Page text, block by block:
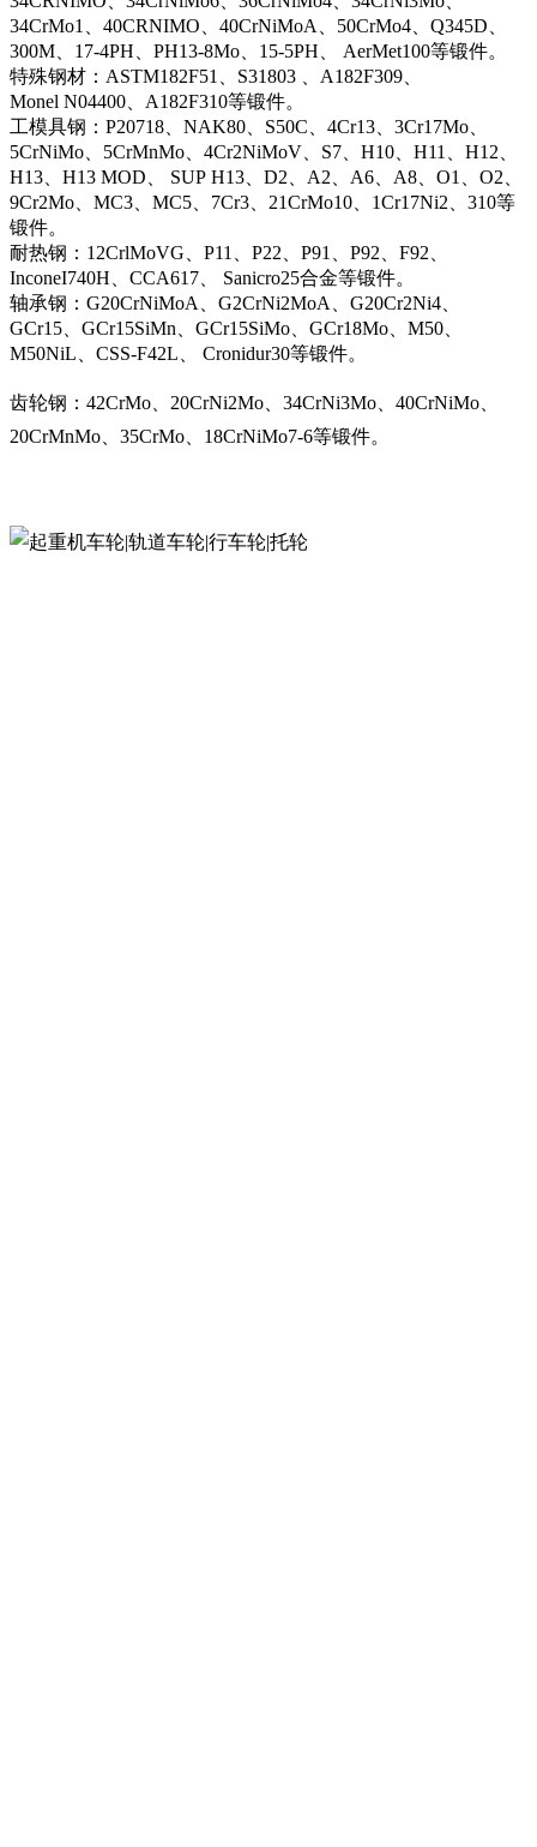
34CrMo1、40CRNIMO、40CrNiMoA、50CrMo4、Q345D、
300M、17-4PH、PH13-8Mo、15-5PH、 AerMet100等锻件。
特殊钢材：ASTM182F51、S31803 、A182F309、
Monel N04400、A182F310等锻件。
工模具钢：P20718、NAK80、S50C、4Cr13、3Cr17Mo、
5CrNiMo、5CrMnMo、4Cr2NiMoV、S7、H10、H11、H12、
H13、H13 MOD、 SUP H13、D2、A2、A6、A8、O1、O2、
9Cr2Mo、MC3、MC5、7Cr3、21CrMo10、1Cr17Ni2、310等
锻件。
耐热钢：12CrlMoVG、P11、P22、P91、P92、F92、
InconeI740H、CCA617、 Sanicro25合金等锻件。
轴承钢：G20CrNiMoA、G2CrNi2MoA、G20Cr2Ni4、
GCr15、GCr15SiMn、GCr15SiMo、GCr18Mo、M50、
M50NiL、CSS-F42L、 Cronidur30等锻件。
齿轮钢：42CrMo、20CrNi2Mo、34CrNi3Mo、40CrNiMo、
20CrMnMo、35CrMo、18CrNiMo7-6等锻件。